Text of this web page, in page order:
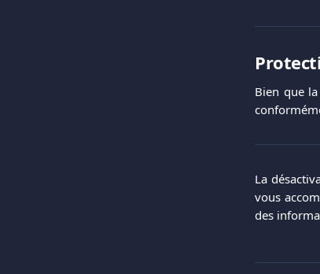
Bien que
La
vous
des